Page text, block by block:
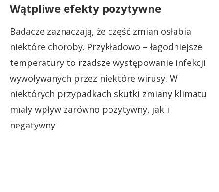
Wątpliwe efekty pozytywne
Badacze zaznaczają, że część zmian osłabia
niektóre choroby. Przykładowo – łagodniejsze
temperatury to rzadsze występowanie infekcji
wywoływanych przez niektóre wirusy. W
niektórych przypadkach skutki zmiany klimatu
miały wpływ zarówno pozytywny, jak i
negatywny